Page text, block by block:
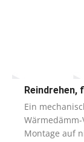
Ein
Montage auf